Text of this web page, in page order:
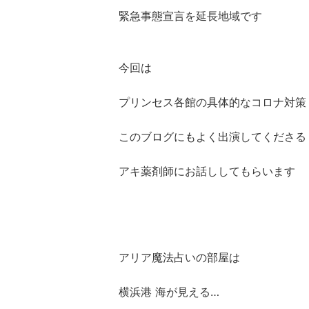
緊急事態宣言を延長地域です
今回は
プリンセス各館の具体的なコロナ対策
このブログにもよく出演してくださる
アキ薬剤師にお話ししてもらいます
アリア魔法占いの部屋は
横浜港 海が見える…